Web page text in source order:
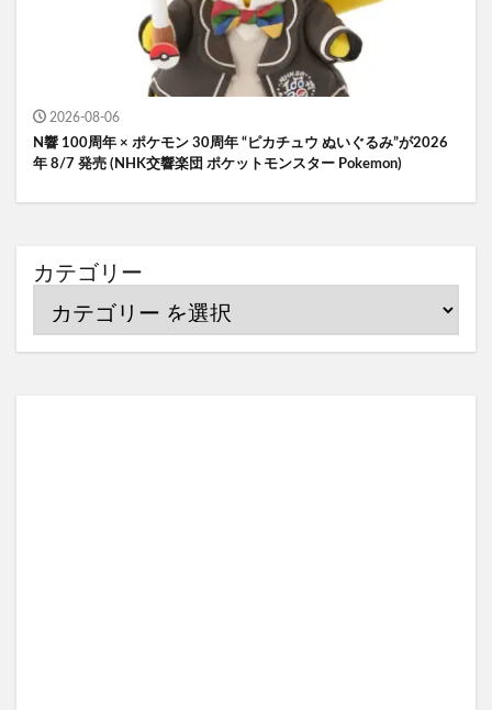
2026-08-06
N響 100周年 × ポケモン 30周年 “ピカチュウ ぬいぐるみ”が2026
年 8/7 発売 (NHK交響楽団 ポケットモンスター Pokemon)
カテゴリー